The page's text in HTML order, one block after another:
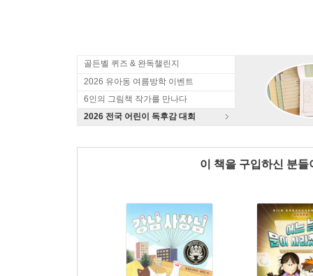
골든벨 퀴즈 & 완독챌린지
2026 유아동 여름방학 이벤트
6인의 그림책 작가를 만나다
2026 전국 어린이 독후감 대회
이 책을 구입하신 분